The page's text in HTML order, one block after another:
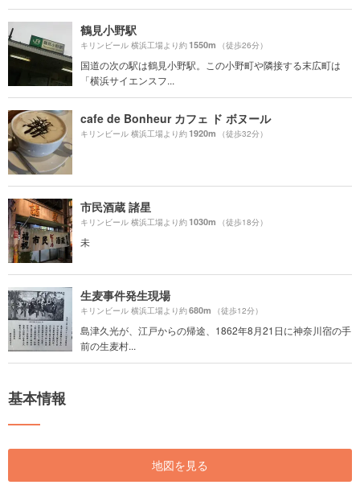
鶴見小野駅
キリンビール 横浜工場より約1550m （徒歩26分）
国道の次の駅は鶴見小野駅。この小野町や隣接する末広町は
「横浜サイエンスフ...
cafe de Bonheur カフェ ド ボヌール
キリンビール 横浜工場より約1920m （徒歩32分）
市民酒蔵 諸星
キリンビール 横浜工場より約1030m （徒歩18分）
未
生麦事件発生現場
キリンビール 横浜工場より約680m （徒歩12分）
島津久光が、江戸からの帰途、1862年8月21日に神奈川宿の手
前の生麦村...
基本情報
地図を見る